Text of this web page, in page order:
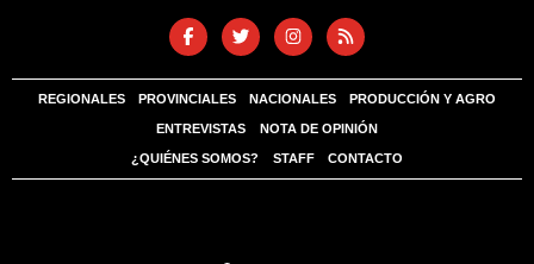
REGIONALES PROVINCIALES NACIONALES PRODUCCIÓN Y AGRO
ENTREVISTAS NOTA DE OPINIÓN
¿QUIÉNES SOMOS? STAFF CONTACTO